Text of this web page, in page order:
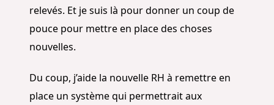
relevés. Et je suis là pour donner un coup de
pouce pour mettre en place des choses
nouvelles.
Du coup, j’aide la nouvelle RH à remettre en
place un système qui permettrait aux